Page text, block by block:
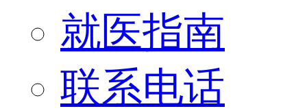
就医指南
联系电话